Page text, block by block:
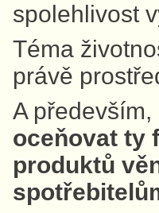
spolehlivost
Téma
právě
A především,
oceňovat ty
produktů